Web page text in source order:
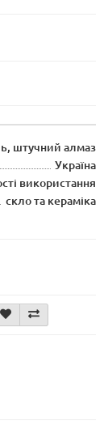
штучний алмаз
Україна
використання
скло та кераміка